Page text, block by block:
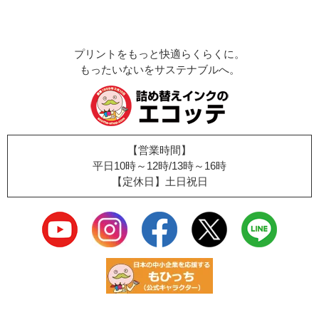
プリントをもっと快適らくらくに。
もったいないをサステナブルへ。
【営業時間】
平日10時～12時/13時～16時
【定休日】土日祝日